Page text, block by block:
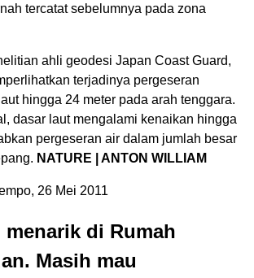
tercatat sebelumnya pada zona
ahli geodesi Japan Coast Guard,
terjadinya pergeseran
hingga 24 meter pada arah tenggara.
dasar laut mengalami kenaikan hingga
pergeseran air dalam jumlah besar
NATURE | ANTON WILLIAM
26 Mei 2011
di Rumah
Masih mau